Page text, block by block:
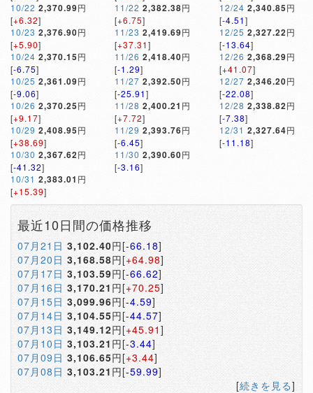
10/22 2,370.99円
[+6.32]
10/23 2,376.90円
[+5.90]
10/24 2,370.15円
[-6.75]
10/25 2,361.09円
[-9.06]
10/26 2,370.25円
[+9.17]
10/29 2,408.95円
[+38.69]
10/30 2,367.62円
[-41.32]
10/31 2,383.01 円
[+15.39]
11/22 2,382.38円
[+6.75]
11/23 2,419.69円
[+37.31]
11/26 2,418.40円
[-1.29]
11/27 2,392.50円
[-25.91]
11/28 2,400.21 円
[+7.72]
11/29 2,393.76円
[-6.45]
11/30 2,390.60円
[-3.16]
12/24 2,340.85円
[-4.51]
12/25 2,327.22円
[-13.64]
12/26 2,368.29円
[+41.07]
12/27 2,346.20円
[-22.08]
12/28 2,338.82円
[-7.38]
12/31 2,327.64円
[-11.18]
最近10日間の価格推移
07月21日 3,102.40円[-66.18]
07月20日 3,168.58円[+64.98]
07月17日 3,103.59円[-66.62]
07月16日 3,170.21 円[+70.25]
07月15日 3,099.96円[-4.59]
07月14日 3,104.55円[-44.57]
07月13日 3,149.12円[+45.91 ]
07月10日 3,103.21円[-3.44]
07月09日 3,106.65円[+3.44]
07月08日 3,103.21 円[-59.99]
[続きを見る]